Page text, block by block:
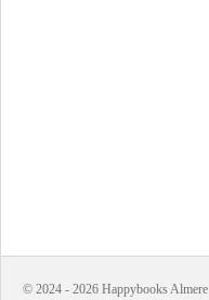
© 2024 - 2026 Happybooks Almere